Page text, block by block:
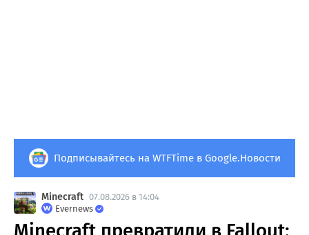
Подписывайтесь на WTFTime в Google.Новости
Minecraft 07.08.2026 в 14:04
Evernews